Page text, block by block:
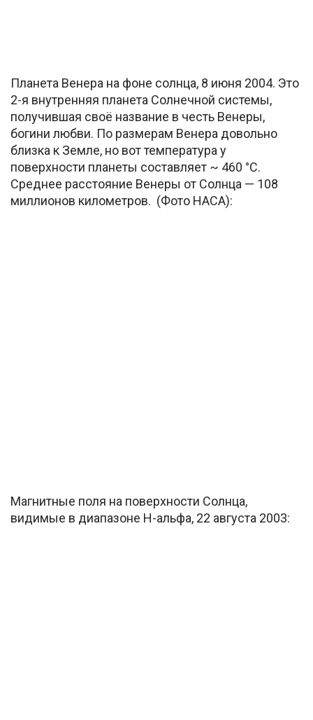
Планета Венера на фоне солнца, 8 июня 2004. Это
2-я внутренняя планета Солнечной системы,
получившая своё название в честь Венеры,
богини любви. По размерам Венера довольно
близка к Земле, но вот температура у
поверхности планеты составляет ~ 460 °C.
Среднее расстояние Венеры от Солнца — 108
миллионов километров. (Фото НАСА):
Магнитные поля на поверхности Солнца,
видимые в диапазоне H-альфа, 22 августа 2003: